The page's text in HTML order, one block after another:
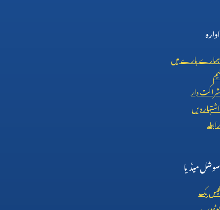
ادارہ
ہمارے بارے میں
ٹیم
شراکت دار
اشتہار دیں
رابطہ
سوشل میڈیا
فیس بک